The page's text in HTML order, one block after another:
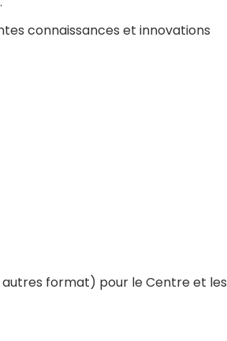
connaissances et innovations
autres format) pour le Centre et les